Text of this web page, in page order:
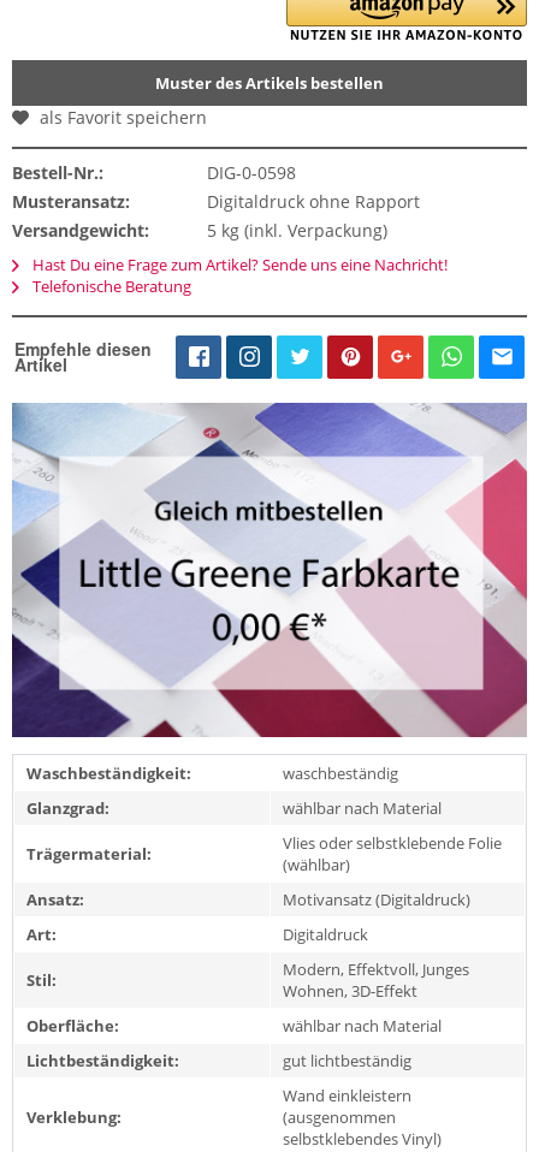
Muster des Artikels bestellen
als Favorit speichern
Bestell-Nr.:
DIG-0-0598
Musteransatz:
Digitaldruck ohne Rapport
Versandgewicht:
5 kg (inkl. Verpackung)
Hast Du eine Frage zum Artikel? Sende uns eine Nachricht!
Telefonische Beratung
Empfehle diesen
Artikel
Waschbeständigkeit:
waschbeständig
Glanzgrad:
wählbar nach Material
Trägermaterial:
Vlies oder selbstklebende Folie
(wählbar)
Ansatz:
Motivansatz (Digitaldruck)
Art:
Digitaldruck
Stil:
Modern, Effektvoll, Junges
Wohnen, 3D-Effekt
Oberfläche:
wählbar nach Material
Lichtbeständigkeit:
gut lichtbeständig
Verklebung:
Wand einkleistern
(ausgenommen
selbstklebendes Vinyl)